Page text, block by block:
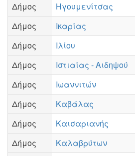
Δήμος
Ηγουμενίτσας
Δήμος
Ικαρίας
Δήμος
Ιλίου
Δήμος
Ιστιαίας - Αιδηψού
Δήμος
Ιωαννιτών
Δήμος
Καβάλας
Δήμος
Καισαριανής
Δήμος
Καλαβρύτων